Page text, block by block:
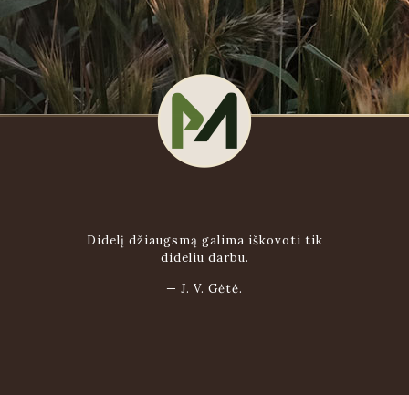
Didelį džiaugsmą galima iškovoti tik
dideliu darbu.
— J. V. Gėtė.